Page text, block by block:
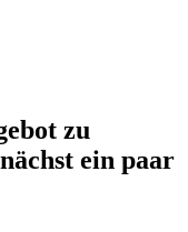
zu
ein paar